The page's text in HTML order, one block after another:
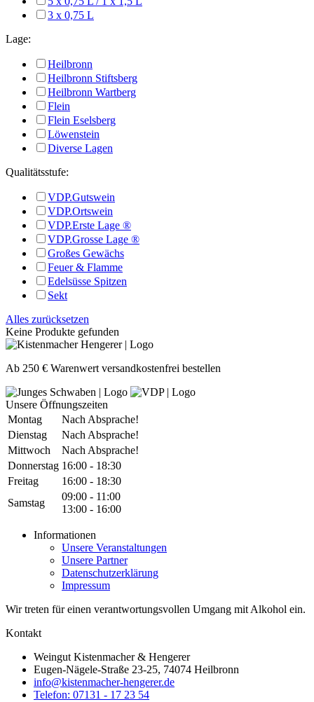
3 x 0,75 L
Lage:
Heilbronn
Heilbronn Stiftsberg
Heilbronn Wartberg
Flein
Flein Eselsberg
Löwenstein
Diverse Lagen
Qualitätsstufe:
VDP.Gutswein
VDP.Ortswein
VDP.Erste Lage ®
VDP.Grosse Lage ®
Großes Gewächs
Feuer & Flamme
Edelsüsse Spitzen
Sekt
Alles zurücksetzen
Keine Produkte gefunden
Ab 250 € Warenwert versandkostenfrei bestellen
Unsere Öffnungszeiten
Montag
Nach Absprache!
Dienstag
Nach Absprache!
Mittwoch
Nach Absprache!
Donnerstag 16:00 - 18:30
Freitag
16:00 - 18:30
Samstag
09:00 - 11:00
13:00 - 16:00
Informationen
Unsere Veranstaltungen
Unsere Partner
Datenschutzerklärung
Impressum
Wir treten für einen verantwortungsvollen Umgang mit Alkohol ein.
Kontakt
Weingut Kistenmacher & Hengerer
Eugen-Nägele-Straße 23-25, 74074 Heilbronn
info@kistenmacher-hengerer.de
Telefon: 07131 - 17 23 54